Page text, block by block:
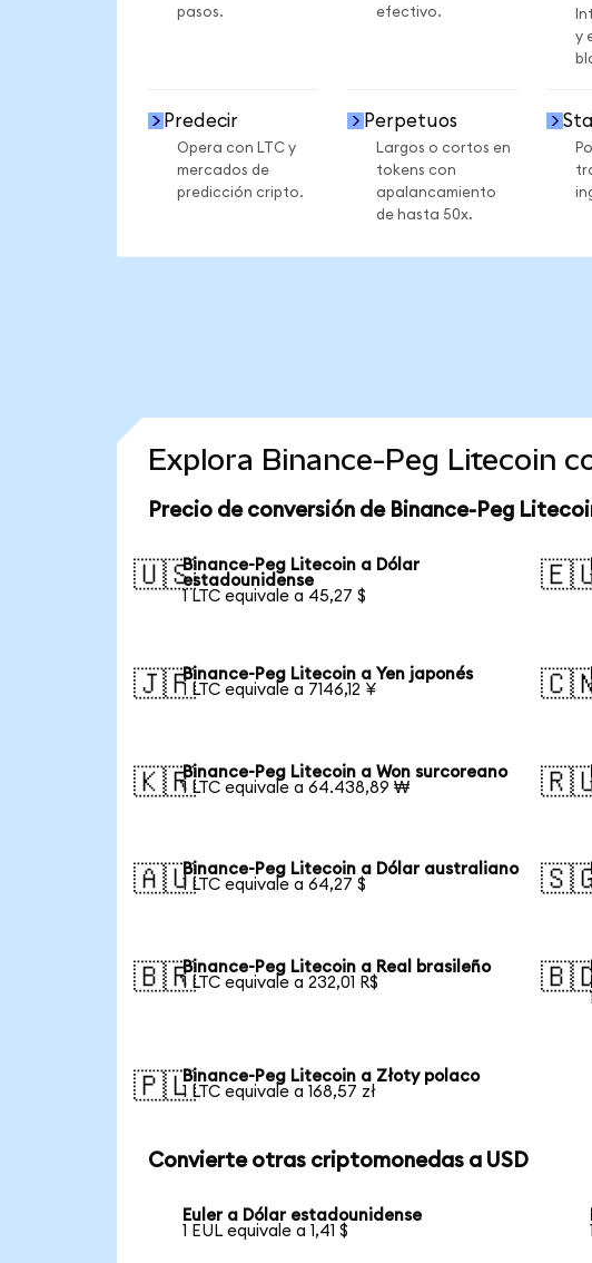
pasos.
efectivo.
y
Predecir
Opera con LTC y
mercados de
predicción cripto.
Perpetuos
Largos o cortos en
tokens con
apalancamiento
de hasta 50x.
Explora Binance-Peg Litecoin
Precio de conversión de Binance-Peg
🇺🇸Binance-Peg Litecoin a Dólar
estadounidense
1 LTC equivale a 45,27 $
🇯🇵Binance-Peg Litecoin a Yen japonés
1 LTC equivale a 7146,12 ¥
🇰🇷Binance-Peg Litecoin a Won surcoreano
1 LTC equivale a 64.438,89 ₩
🇦🇺Binance-Peg Litecoin a Dólar australiano
1 LTC equivale a 64,27 $
🇧🇷Binance-Peg Litecoin a Real brasileño
1 LTC equivale a 232,01 R$
🇵🇱Binance-Peg Litecoin a Złoty polaco
1 LTC equivale a 168,57 zł
Convierte otras criptomonedas a USD
Euler a Dólar estadounidense
1 EUL equivale a 1,41 $